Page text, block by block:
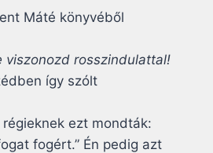
Máté könyvéből
viszonozd rosszindulattal!
így szólt
ezt mondták:
fogért.” Én pedig azt